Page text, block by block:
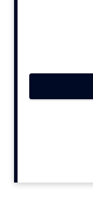
Bureaus